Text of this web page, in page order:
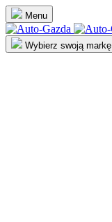
Menu
Wybierz swoją markę